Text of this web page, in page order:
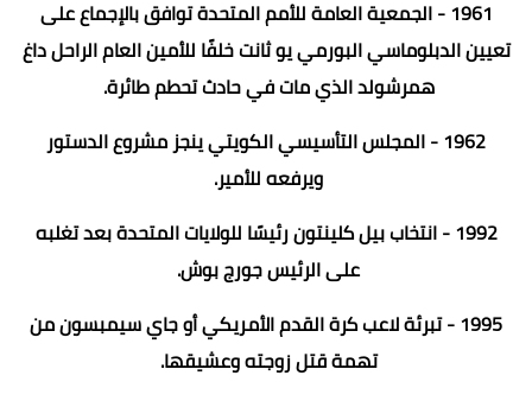
1961 - الجمعية العامة للأمم المتحدة توافق بالإجماع على
تعيين الدبلوماسي البورمي يو ثانت خلفًا للأمين العام الراحل داغ
همرشولد الذي مات في حادث تحطم طائرة.
1962 - المجلس التأسيسي الكويتي ينجز مشروع الدستور
ويرفعه للأمير.
1992 - انتخاب بيل كلينتون رئيسًا للولايات المتحدة بعد تغلبه
على الرئيس جورج بوش.
1995 - تبرئة لاعب كرة القدم الأمريكي أو جاي سيمبسون من
تهمة قتل زوجته وعشيقها.